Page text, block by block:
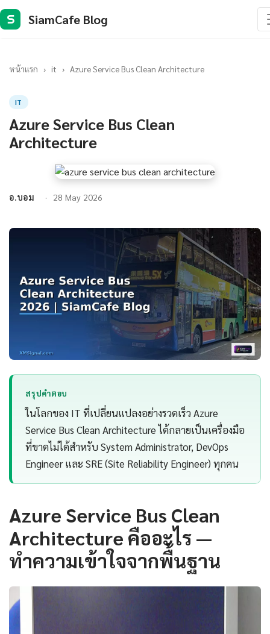
S SiamCafe Blog
หน้าแรก › it › Azure Service Bus Clean Architecture
IT
Azure Service Bus Clean
Architecture
อ.บอม 28 May 2026
สรุปคำตอบ
ในโลกของ IT ที่เปลี่ยนแปลงอย่างรวดเร็ว Azure
Service Bus Clean Architecture ได้กลายเป็นเครื่องมือ
ที่ขาดไม่ได้สำหรับ System Administrator, DevOps
Engineer และ SRE (Site Reliability Engineer) ทุกคน
Azure Service Bus Clean
Architecture คืออะไร —
ทำความเข้าใจจากพื้นฐาน